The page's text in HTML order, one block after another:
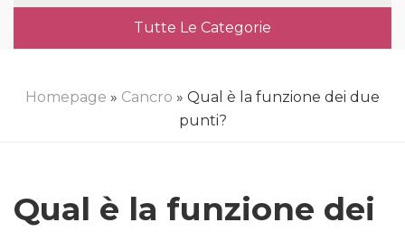
Tutte Le Categorie
Homepage » Cancro » Qual è la funzione dei due
punti?
Qual è la funzione dei